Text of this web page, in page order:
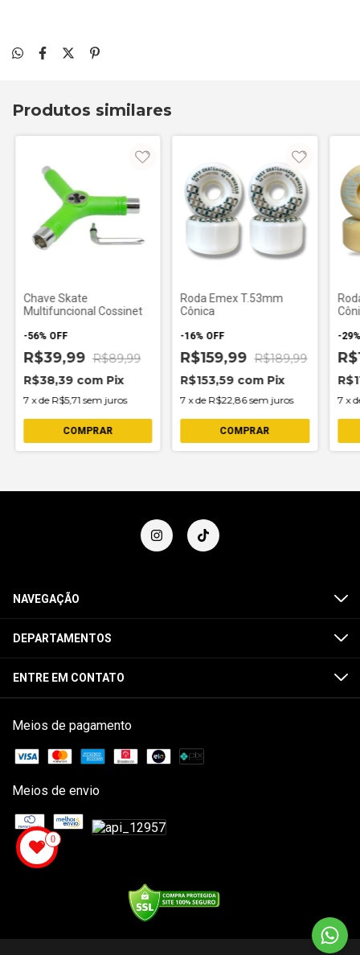
Produtos similares
Chave Skate
Multifuncional Cossinet
-56% OFF
R$39,99 R$89,99
R$38,39 com Pix
7 xde R$5,71 sem juros
Roda Emex T.53mm
Cônica
-16% OFF
R$159,99 R$189,99
R$153,59 com Pix
7 xde R$22,86 sem juros
COMPRAR
-29
7 x
NAVEGAÇÃO
DEPARTAMENTOS
ENTRE EM CONTATO
Meios de pagamento
Meios de envio
0